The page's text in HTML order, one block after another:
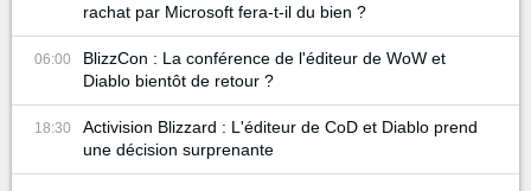
rachat par Microsoft fera-t-il du bien ?
06:00
BlizzCon : La conférence de l'éditeur de WoW et
Diablo bientôt de retour ?
18:30
Activision Blizzard : L'éditeur de CoD et Diablo prend
une décision surprenante